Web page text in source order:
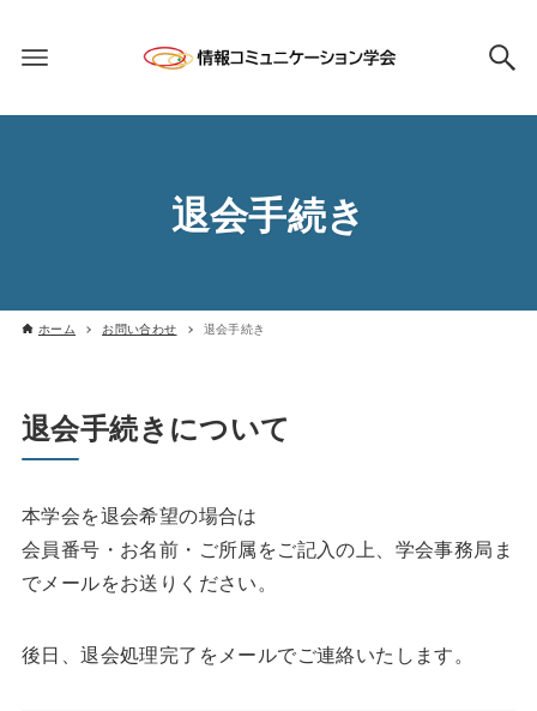
退会手続き
ホーム お問い合わせ 退会手続き
退会手続きについて
本学会を退会希望の場合は
会員番号・お名前・ご所属をご記入の上、学会事務局ま
でメールをお送りください。
後日、退会処理完了をメールでご連絡いたします。